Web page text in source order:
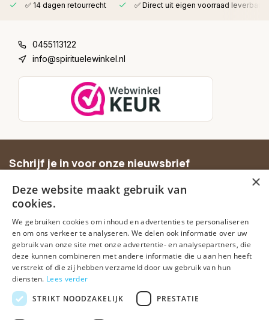
✅ 14 dagen retourrecht ✅ Direct uit eigen voorraad leverbaar
0455113122
info@spirituelewinkel.nl
Schrijf je in voor onze nieuwsbrief
aanbiedingen.
Abonneer
×
Deze website maakt gebruik van
cookies.
We gebruiken cookies om inhoud en advertenties te personaliseren
en om ons verkeer te analyseren. We delen ook informatie over uw
gebruik van onze site met onze advertentie- en analysepartners, die
deze kunnen combineren met andere informatie die u aan hen heeft
verstrekt of die zij hebben verzameld door uw gebruik van hun
diensten. Lees verder
STRIKT NOODZAKELIJK
PRESTATIE